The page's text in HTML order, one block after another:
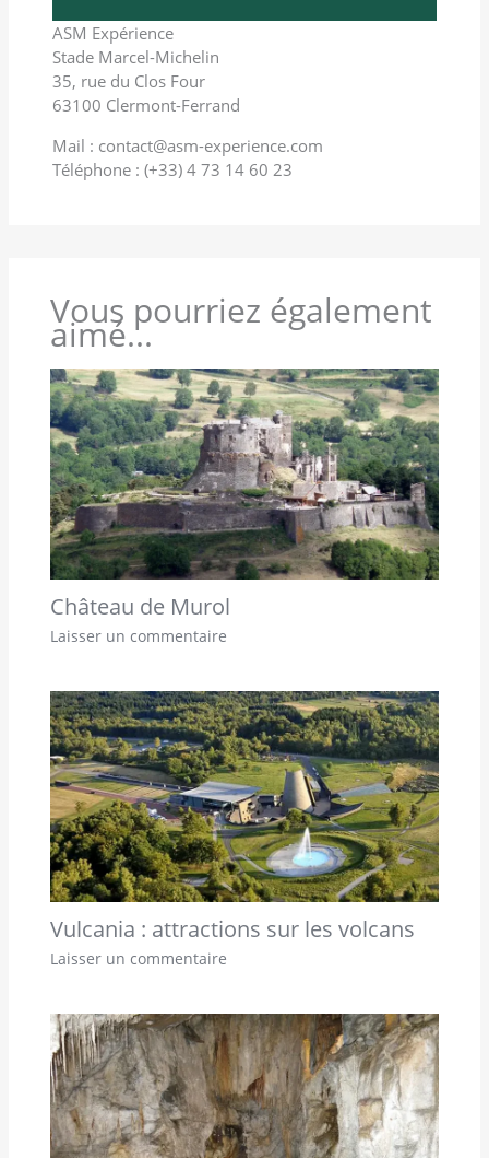
ASM Expérience
Stade Marcel-Michelin
35, rue du Clos Four
63100 Clermont-Ferrand
Mail : contact@asm-experience.com
Téléphone : (+33) 4 73 14 60 23
Vous pourriez également
aimé...
Château de Murol
Laisser un commentaire
Vulcania : attractions sur les volcans
Laisser un commentaire